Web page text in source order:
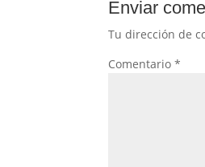
Enviar
Tu dirección de
Comentario*